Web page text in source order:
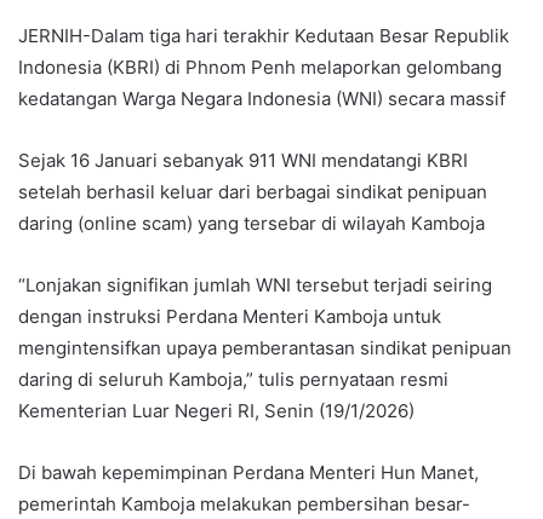
JERNIH-Dalam tiga hari terakhir Kedutaan Besar Republik
Indonesia (KBRI) di Phnom Penh melaporkan gelombang
kedatangan Warga Negara Indonesia (WNI) secara massif
Sejak 16 Januari sebanyak 911 WNI mendatangi KBRI
setelah berhasil keluar dari berbagai sindikat penipuan
daring (online scam) yang tersebar di wilayah Kamboja
“Lonjakan signifikan jumlah WNI tersebut terjadi seiring
dengan instruksi Perdana Menteri Kamboja untuk
mengintensifkan upaya pemberantasan sindikat penipuan
daring di seluruh Kamboja,” tulis pernyataan resmi
Kementerian Luar Negeri RI, Senin (19/1/2026)
Di bawah kepemimpinan Perdana Menteri Hun Manet,
pemerintah Kamboja melakukan pembersihan besar-